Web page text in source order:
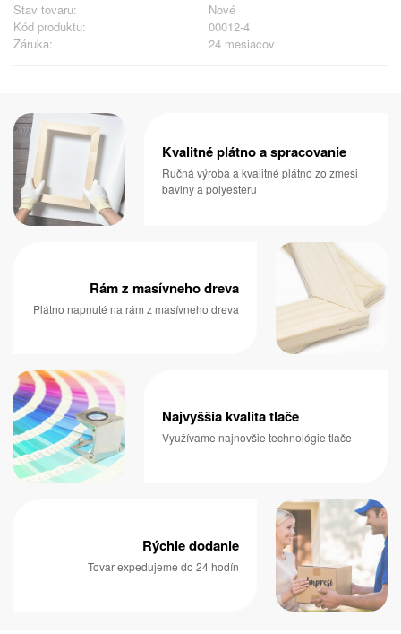
Stav tovaru:
Nové
Kód produktu:
00012-4
Záruka:
24 mesiacov
Kvalitné plátno a spracovanie
Ručná výroba a kvalitné plátno zo zmesi
bavlny a polyesteru
Rám z masívneho dreva
Plátno napnuté na rám z masívneho dreva
Najvyššia kvalita tlače
Využívame najnovšie technológie tlače
Rýchle dodanie
Tovar expedujeme do 24 hodín